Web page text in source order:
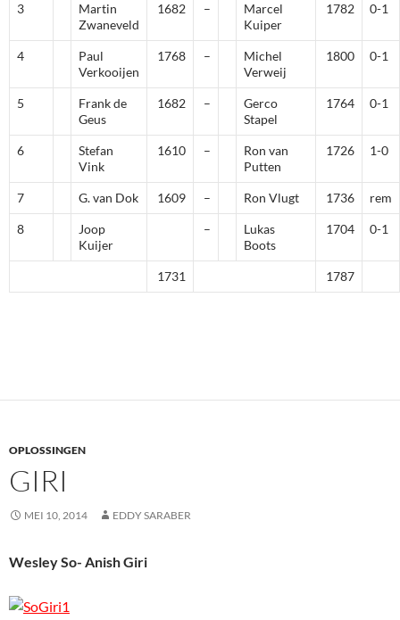
3
Martin
Zwaneveld
1682 –
Marcel
Kuiper
1782 0-1
4
Paul
Verkooijen
1768 –
Michel
Verweij
1800 0-1
5
Frank de
Geus
1682 –
Gerco
Stapel
1764 0-1
6
Stefan
Vink
1610 –
Ron van
Putten
1726 1-0
7 G. van Dok 1609 – Ron Vlugt 1736 rem
8
Joop
Kuijer
–
Lukas
Boots
1704 0-1
1731 1787
OPLOSSINGEN
GIRI
MEI 10, 2014 EDDY SARABER
Wesley So- Anish Giri